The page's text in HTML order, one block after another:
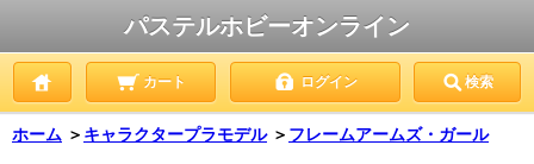
パステルホビーオンライン
カート ログイン 検索
ホーム ＞ キャラクタープラモデル ＞ フレームアームズ・ガール